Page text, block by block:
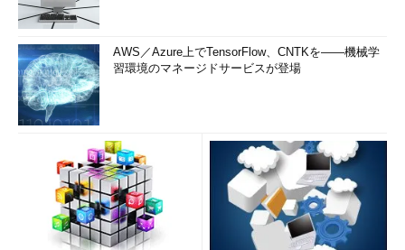
AWS／Azure上でTensorFlow、CNTKを――機械学
習環境のマネージドサービスが登場